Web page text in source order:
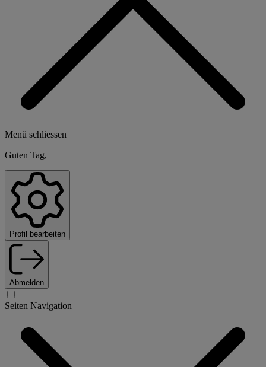
Menü schliessen
Guten Tag,
Profil bearbeiten
Abmelden
Seiten Navigation